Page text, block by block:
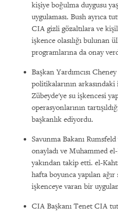
kişiye boğulma duygusu
uygulaması. Bush ayrıca
CIA gizli gözaltılara ve
işkence olasılığı bulunan
programlarına da onay
Başkan Yardımcısı
politikalarının
Zübeyde'ye su işkencesi
operasyonlarının
başkanlık ediyordu.
Savunma Bakanı
onayladı ve Muhammed
yakından takip etti. el-
hafta boyunca yapılan
işkenceye varan bir
CIA Başkanı Tenet CIA